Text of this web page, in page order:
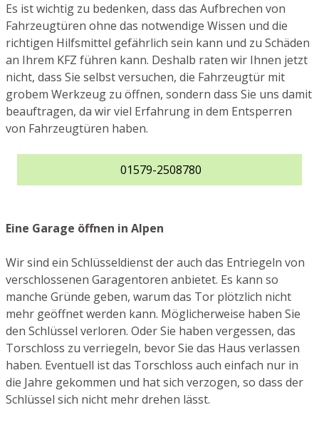
Es ist wichtig zu bedenken, dass das Aufbrechen von
Fahrzeugtüren ohne das notwendige Wissen und die
richtigen Hilfsmittel gefährlich sein kann und zu Schäden
an Ihrem KFZ führen kann. Deshalb raten wir Ihnen jetzt
nicht, dass Sie selbst versuchen, die Fahrzeugtür mit
grobem Werkzeug zu öffnen, sondern dass Sie uns damit
beauftragen, da wir viel Erfahrung in dem Entsperren
von Fahrzeugtüren haben.
01579-2508780
Eine Garage öffnen in Alpen
Wir sind ein Schlüsseldienst der auch das Entriegeln von
verschlossenen Garagentoren anbietet. Es kann so
manche Gründe geben, warum das Tor plötzlich nicht
mehr geöffnet werden kann. Möglicherweise haben Sie
den Schlüssel verloren. Oder Sie haben vergessen, das
Torschloss zu verriegeln, bevor Sie das Haus verlassen
haben. Eventuell ist das Torschloss auch einfach nur in
die Jahre gekommen und hat sich verzogen, so dass der
Schlüssel sich nicht mehr drehen lässt.